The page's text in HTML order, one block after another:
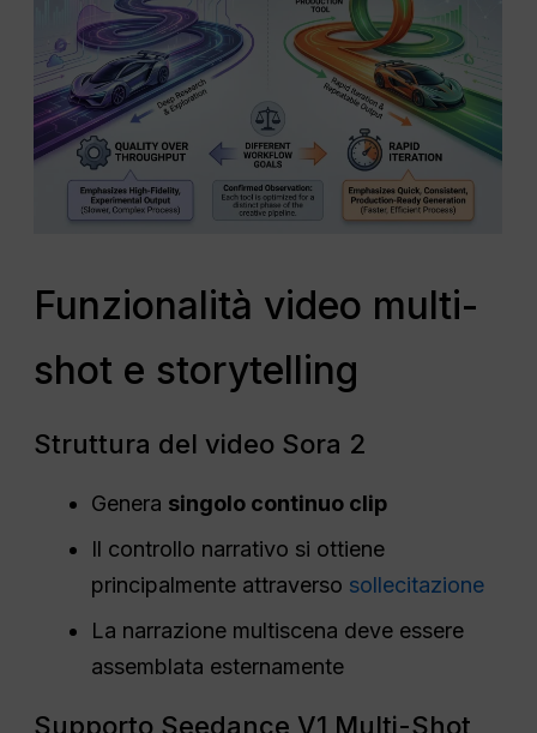
Funzionalità video multi-
shot e storytelling
Struttura del video Sora 2
Genera singolo continuo clip
Il controllo narrativo si ottiene
principalmente attraverso sollecitazione
La narrazione multiscena deve essere
assemblata esternamente
Supporto Seedance V1 Multi-Shot